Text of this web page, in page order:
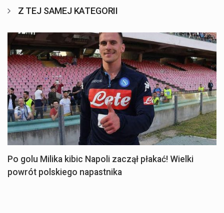
Z TEJ SAMEJ KATEGORII
Po golu Milika kibic Napoli zaczął płakać! Wielki
powrót polskiego napastnika